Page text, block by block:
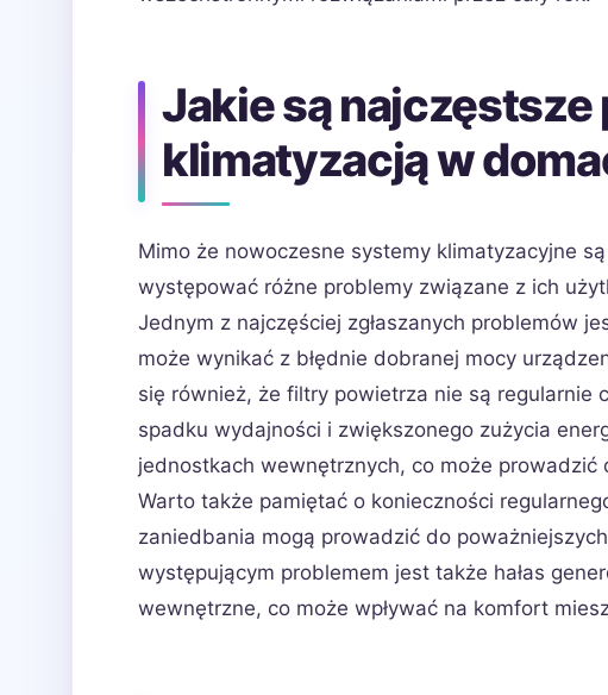
Jakie są najczęstsze
klimatyzacją w
Mimo że nowoczesne systemy klimatyzacyjne
występować różne problemy związane z ich
Jednym z najczęściej zgłaszanych problemów
może wynikać z błędnie dobranej mocy
się również, że filtry powietrza nie są regularnie
spadku wydajności i zwiększonego zużycia
jednostkach wewnętrznych, co może
Warto także pamiętać o konieczności
zaniedbania mogą prowadzić do
występującym problemem jest także hałas
wewnętrzne, co może wpływać na komfort